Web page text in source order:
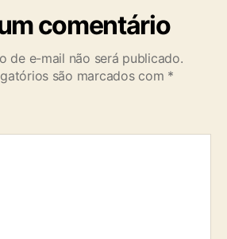
comentário
de e-mail não será publicado.
são marcados com *